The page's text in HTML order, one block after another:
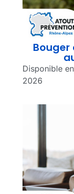
Bouger
Disponible
2026